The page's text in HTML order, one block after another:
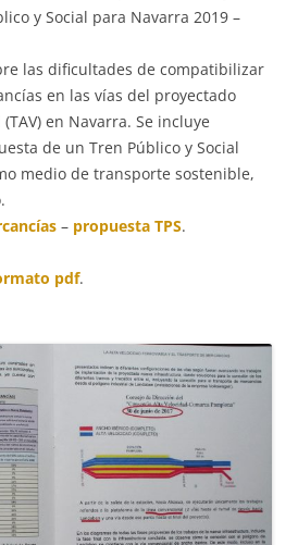
y Social para Navarra 2019 –
las dificultades de compatibilizar
en las vías del proyectado
en Navarra. Se incluye
de un Tren Público y Social
medio de transporte sostenible,
– propuesta TPS.
pdf.